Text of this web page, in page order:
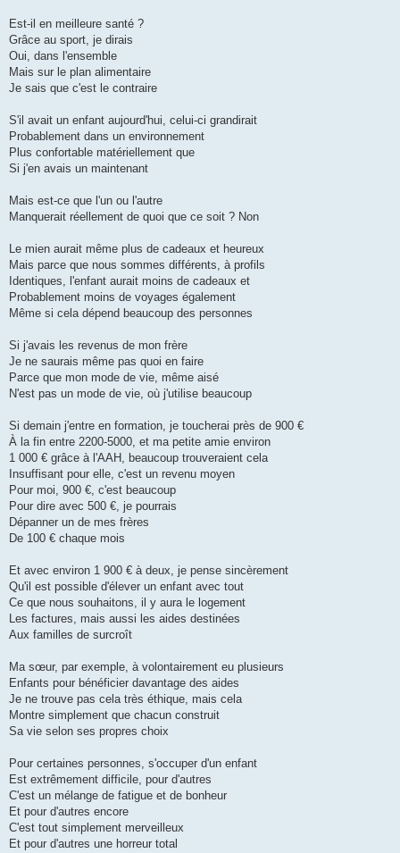
Est-il en meilleure santé ?
Grâce au sport, je dirais
Oui, dans l'ensemble
Mais sur le plan alimentaire
Je sais que c'est le contraire
S'il avait un enfant aujourd'hui, celui-ci grandirait
Probablement dans un environnement
Plus confortable matériellement que
Si j'en avais un maintenant
Mais est-ce que l'un ou l'autre
Manquerait réellement de quoi que ce soit ? Non
Le mien aurait même plus de cadeaux et heureux
Mais parce que nous sommes différents, à profils
Identiques, l'enfant aurait moins de cadeaux et
Probablement moins de voyages également
Même si cela dépend beaucoup des personnes
Si j'avais les revenus de mon frère
Je ne saurais même pas quoi en faire
Parce que mon mode de vie, même aisé
N'est pas un mode de vie, où j'utilise beaucoup
Si demain j'entre en formation, je toucherai près de 900 €
À la fin entre 2200-5000, et ma petite amie environ
1 000 € grâce à l'AAH, beaucoup trouveraient cela
Insuffisant pour elle, c'est un revenu moyen
Pour moi, 900 €, c'est beaucoup
Pour dire avec 500 €, je pourrais
Dépanner un de mes frères
De 100 € chaque mois
Et avec environ 1 900 € à deux, je pense sincèrement
Qu'il est possible d'élever un enfant avec tout
Ce que nous souhaitons, il y aura le logement
Les factures, mais aussi les aides destinées
Aux familles de surcroît
Ma sœur, par exemple, à volontairement eu plusieurs
Enfants pour bénéficier davantage des aides
Je ne trouve pas cela très éthique, mais cela
Montre simplement que chacun construit
Sa vie selon ses propres choix
Pour certaines personnes, s'occuper d'un enfant
Est extrêmement difficile, pour d'autres
C'est un mélange de fatigue et de bonheur
Et pour d'autres encore
C'est tout simplement merveilleux
Et pour d'autres une horreur total